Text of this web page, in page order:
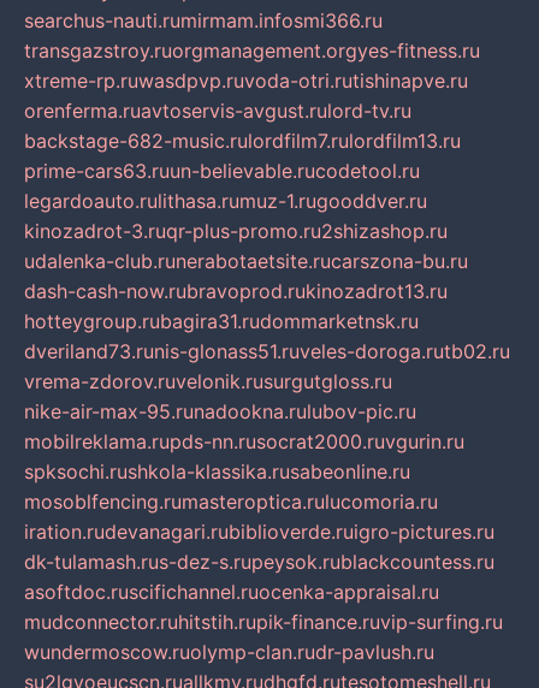
searchus-nauti.rumirmam.infosmi366.ru
transgazstroy.ruorgmanagement.orgyes-fitness.ru
xtreme-rp.ruwasdpvp.ruvoda-otri.rutishinapve.ru
orenferma.ruavtoservis-avgust.rulord-tv.ru
backstage-682-music.rulordfilm7.rulordfilm13.ru
prime-cars63.ruun-believable.rucodetool.ru
legardoauto.rulithasa.rumuz-1.rugooddver.ru
kinozadrot-3.ruqr-plus-promo.ru2shizashop.ru
udalenka-club.runerabotaetsite.rucarszona-bu.ru
dash-cash-now.rubravoprod.rukinozadrot13.ru
hotteygroup.rubagira31.rudommarketnsk.ru
dveriland73.runis-glonass51.ruveles-doroga.rutb02.ru
vrema-zdorov.ruvelonik.rusurgutgloss.ru
nike-air-max-95.runadookna.rulubov-pic.ru
mobilreklama.rupds-nn.rusocrat2000.ruvgurin.ru
spksochi.rushkola-klassika.rusabeonline.ru
mosoblfencing.rumasteroptica.rulucomoria.ru
iration.rudevanagari.rubiblioverde.ruigro-pictures.ru
dk-tulamash.rus-dez-s.rupeysok.rublackcountess.ru
asoftdoc.ruscifichannel.ruocenka-appraisal.ru
mudconnector.ruhitstih.rupik-finance.ruvip-surfing.ru
wundermoscow.ruolymp-clan.rudr-pavlush.ru
su2lgyoeucscn.ruallkmv.rudhgfd.rutesotomeshell.ru